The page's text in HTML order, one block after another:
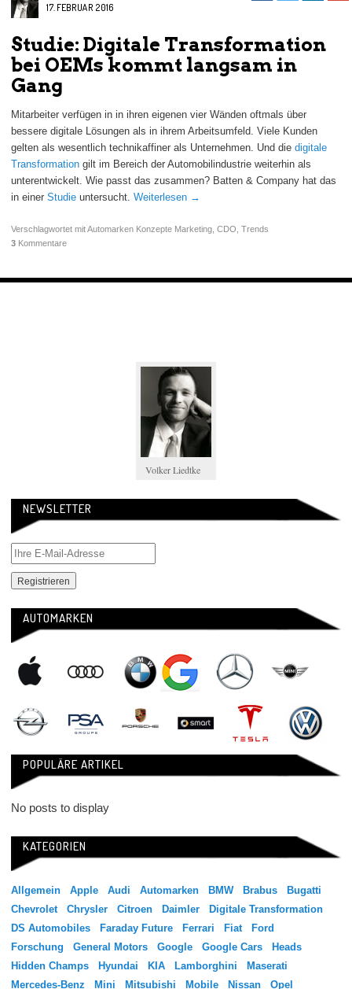
17. FEBRUAR 2016
Studie: Digitale Transformation
bei OEMs kommt langsam in
Gang
Mitarbeiter verfügen in in ihren eigenen vier Wänden oftmals über
bessere digitale Lösungen als in ihrem Arbeitsumfeld. Viele Kunden
gelten als wesentlich technikaffiner als Unternehmen. Und die digitale
Transformation gilt im Bereich der Automobilindustrie weiterhin als
unterentwickelt. Wie passt das zusammen? Batten & Company hat das
in einer Studie untersucht. Weiterlesen →
Verschlagwortet mitAutomarken Konzepte Marketing CDO Trends
3 Kommentare
Volker Liedtke
NEWSLETTER
AUTOMARKEN
POPULÄRE ARTIKEL
No posts to display
KATEGORIEN
Allgemein Apple Audi Automarken BMW Brabus
Bugatti
Chevrolet
Chrysler Citroen Daimler
Digitale Transformation
DS Automobiles
Faraday Future Ferrari Fiat
Ford
Forschung
General Motors Google Google Cars
Heads
Hidden Champs
Hyundai KIA Lamborghini
Maserati
Mercedes-Benz
Mini Mitsubishi Mobile Nissan Opel